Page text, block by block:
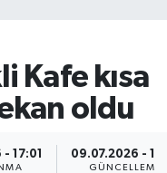
Kafe kısa
oldu
17:01 09.07.2026 -
GÜNCELLEME